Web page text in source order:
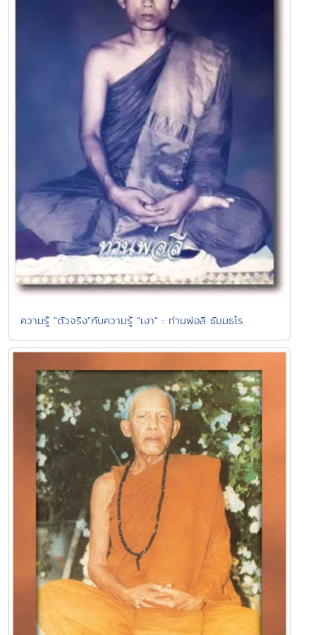
ความรู้ "ตัวจริง"กับความรู้ "เงา" : ท่านพ่อลี ธัมมธโร